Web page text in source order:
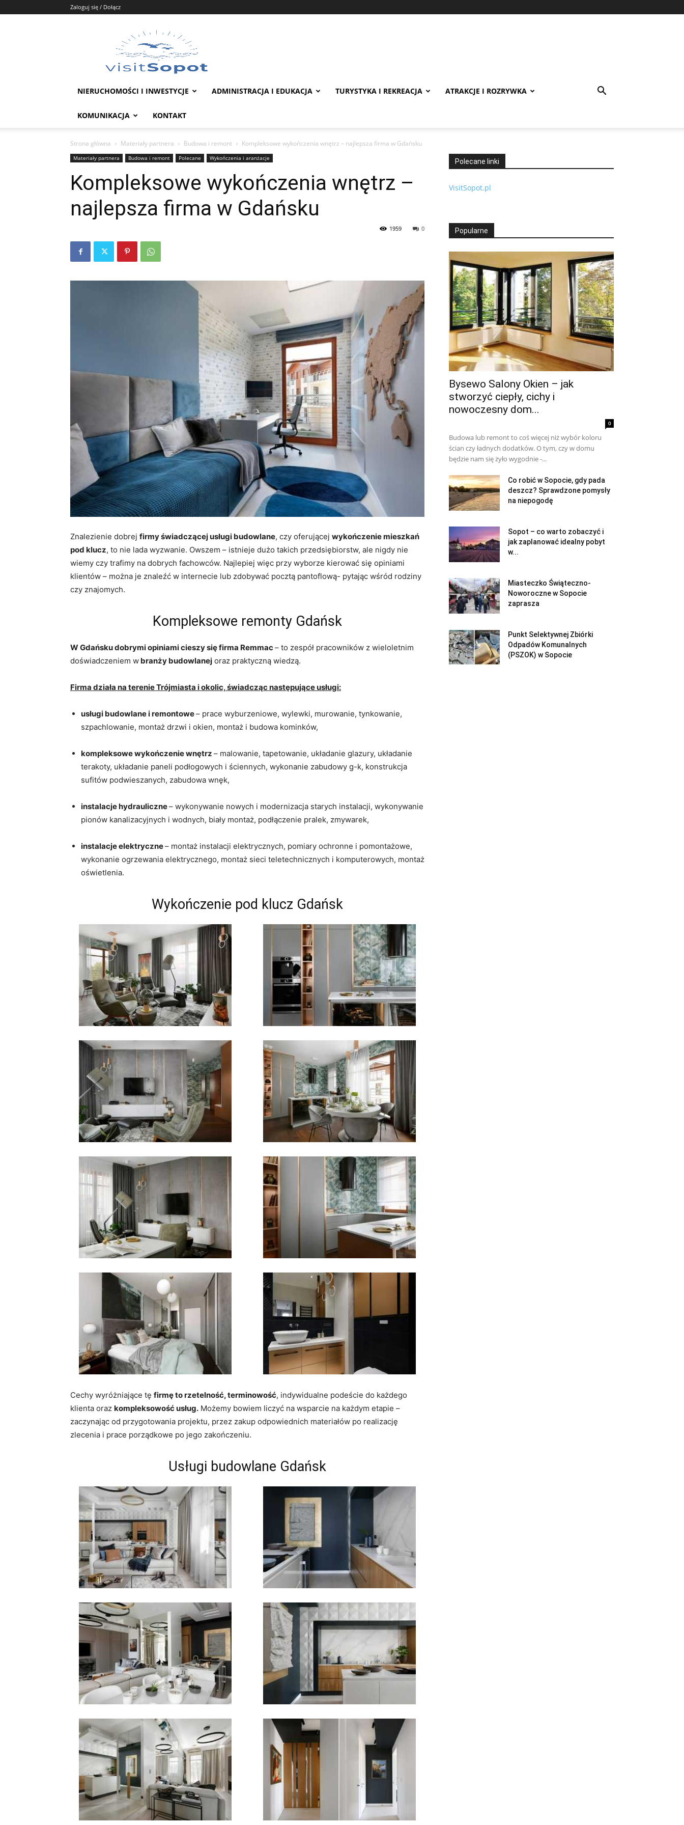
Zaloguj się / Dołącz
Portal
Sopot
NIERUCHOMOŚCI I INWESTYCJE ADMINISTRACJA I EDUKACJA TURYSTYKA I REKREACJA ATRAKCJE I ROZRYWKA
KOMUNIKACJA KONTAKT
Strona główna Materiały partnera Budowa i remont Kompleksowe wykończenia wnętrz – najlepsza firma w Gdańsku
Materiały partnera Budowa i remont Polecane Wykończenia i aranżacje
Kompleksowe wykończenia wnętrz –
najlepsza firma w Gdańsku
0
1959
Znalezienie dobrej firmy świadczącej usługi budowlane, czy oferującej wykończenie mieszkań
pod klucz, to nie lada wyzwanie. Owszem – istnieje dużo takich przedsiębiorstw, ale nigdy nie
wiemy czy trafimy na dobrych fachowców. Najlepiej więc przy wyborze kierować się opiniami
klientów – można je znaleźć w internecie lub zdobywać pocztą pantoflową- pytając wśród rodziny
czy znajomych.
Kompleksowe remonty Gdańsk
W Gdańsku dobrymi opiniami cieszy się firma Remmac– to zespół pracowników z wieloletnim
doświadczeniem w branży budowlanej oraz praktyczną wiedzą.
Firma działa na terenie Trójmiasta i okolic, świadcząc następujące usługi:
usługi budowlane i remontowe– prace wyburzeniowe, wylewki, murowanie, tynkowanie,
szpachlowanie, montaż drzwi i okien, montaż i budowa kominków,
kompleksowe wykończenie wnętrz – malowanie, tapetowanie, układanie glazury, układanie
terakoty, układanie paneli podłogowych i ściennych, wykonanie zabudowy g-k, konstrukcja
sufitów podwieszanych, zabudowa wnęk,
instalacje hydrauliczne– wykonywanie nowych i modernizacja starych instalacji, wykonywanie
pionów kanalizacyjnych i wodnych, biały montaż, podłączenie pralek, zmywarek,
instalacje elektryczne– montaż instalacji elektrycznych, pomiary ochronne i pomontażowe,
wykonanie ogrzewania elektrycznego, montaż sieci teletechnicznych i komputerowych, montaż
oświetlenia.
Wykończenie pod klucz Gdańsk
Cechy wyróżniające tę firmę to rzetelność, terminowość, indywidualne podeście do każdego
klienta oraz kompleksowość usług. Możemy bowiem liczyć na wsparcie na każdym etapie –
zaczynając od przygotowania projektu, przez zakup odpowiednich materiałów po realizację
zlecenia i prace porządkowe po jego zakończeniu.
Usługi budowlane Gdańsk
Polecane linki
VisitSopot.pl
Popularne
Bysewo Salony Okien – jak
stworzyć ciepły, cichy i
nowoczesny dom...
0
Budowa lub remont to coś więcej niż wybór koloru
ścian czy ładnych dodatków. O tym, czy w domu
będzie nam się żyło wygodnie -...
Co robić w Sopocie, gdy pada
deszcz? Sprawdzone pomysły
na niepogodę
Sopot – co warto zobaczyć i
jak zaplanować idealny pobyt
w...
Miasteczko Świąteczno-
Noworoczne w Sopocie
zaprasza
Punkt Selektywnej Zbiórki
Odpadów Komunalnych
(PSZOK) w Sopocie